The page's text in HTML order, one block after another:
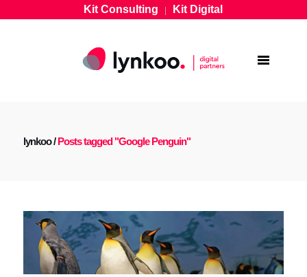
Kit Consulting|Kit Digital
lynkoo/Posts tagged "Google Penguin"